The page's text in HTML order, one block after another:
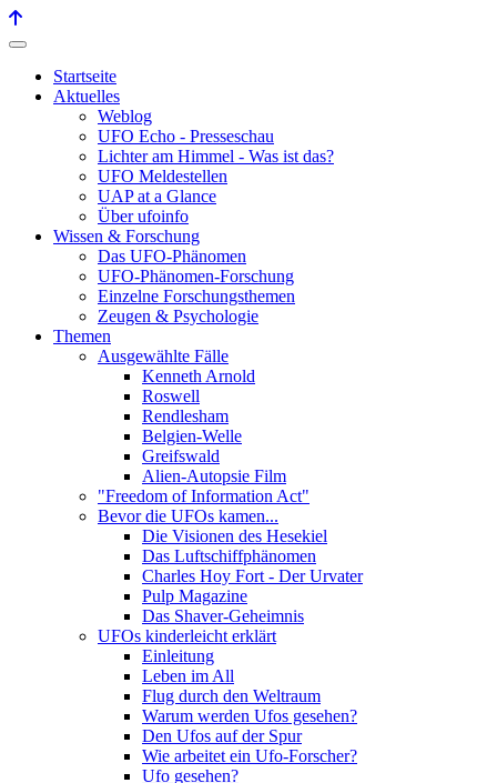
Startseite
Aktuelles
Weblog
UFO Echo - Presseschau
Lichter am Himmel - Was ist das?
UFO Meldestellen
UAP at a Glance
Über ufoinfo
Wissen & Forschung
Das UFO-Phänomen
UFO-Phänomen-Forschung
Einzelne Forschungsthemen
Zeugen & Psychologie
Themen
Ausgewählte Fälle
Kenneth Arnold
Roswell
Rendlesham
Belgien-Welle
Greifswald
Alien-Autopsie Film
"Freedom of Information Act"
Bevor die UFOs kamen...
Die Visionen des Hesekiel
Das Luftschiffphänomen
Charles Hoy Fort - Der Urvater
Pulp Magazine
Das Shaver-Geheimnis
UFOs kinderleicht erklärt
Einleitung
Leben im All
Flug durch den Weltraum
Warum werden Ufos gesehen?
Den Ufos auf der Spur
Wie arbeitet ein Ufo-Forscher?
Ufo gesehen?